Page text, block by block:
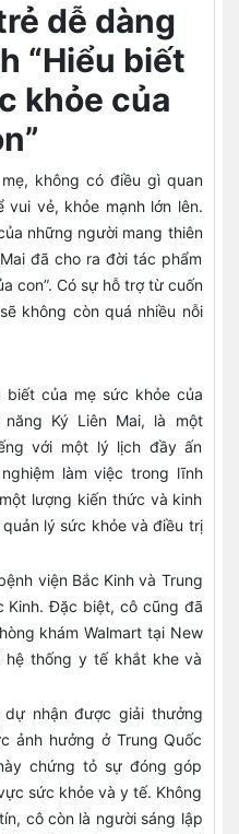
dễ dàng
“Hiểu biết
khỏe của
không có điều gì quan
vẻ, khỏe mạnh lớn lên.
những người mang thiên
đã cho ra đời tác phẩm
con”. Có sự hỗ trợ từ cuốn
không còn quá nhiều nỗi
biết của mẹ sức khỏe của
Ký Liên Mai, là một
với một lý lịch đầy ấn
làm việc trong lĩnh
lượng kiến thức và kinh
lý sức khỏe và điều trị
viện Bắc Kinh và Trung
Kinh. Đặc biệt, cô cũng đã
khám Walmart tại New
thống y tế khắt khe và
dự nhận được giải thưởng
ảnh hưởng ở Trung Quốc
chứng tỏ sự đóng góp
sức khỏe và y tế. Không
cô còn là người sáng lập